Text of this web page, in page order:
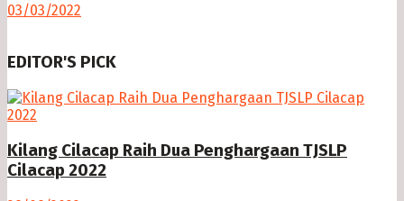
03/03/2022
EDITOR'S PICK
Kilang Cilacap Raih Dua Penghargaan TJSLP
Cilacap 2022